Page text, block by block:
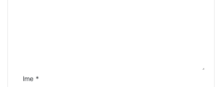
*Ime *